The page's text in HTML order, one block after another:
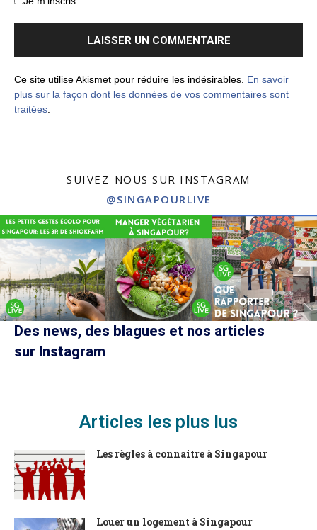
Ce site utilise Akismet pour réduire les indésirables. En savoir
plus sur la façon dont les données de vos commentaires sont
traitées
SUIVEZ-NOUS SUR INSTAGRAM
@SINGAPOURLIVE
Des news, des blagues et nos articles
sur Instagram
Articles les plus lus
Les règles à connaitre à Singapour
Louer un logement à Singapour